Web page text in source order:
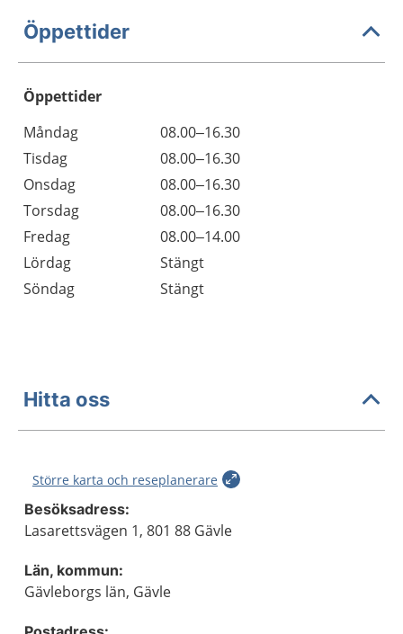
Öppettider
Öppettider
Dag
Öppettider
Kommentarer
Måndag
08.00–16.30
Tisdag
08.00–16.30
Onsdag
08.00–16.30
Torsdag
08.00–16.30
Fredag
08.00–14.00
Lördag
Stängt
Söndag
Stängt
Hitta oss
Större karta och reseplanerare
Besöksadress:
Lasarettsvägen 1, 801 88 Gävle
Län, kommun:
Gävleborgs län, Gävle